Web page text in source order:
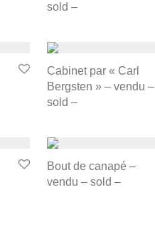
sold –
Cabinet par « Carl
Bergsten » – vendu –
sold –
Bout de canapé –
vendu – sold –